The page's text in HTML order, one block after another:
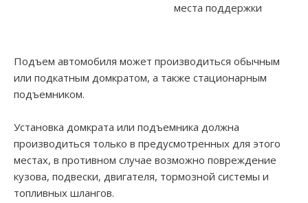
места поддержки
Подъем автомобиля может производиться обычным
или подкатным домкратом, а также стационарным
подъемником.
Установка домкрата или подъемника должна
производиться только в предусмотренных для этого
местах, в противном случае возможно повреждение
кузова, подвески, двигателя, тормозной системы и
топливных шлангов.